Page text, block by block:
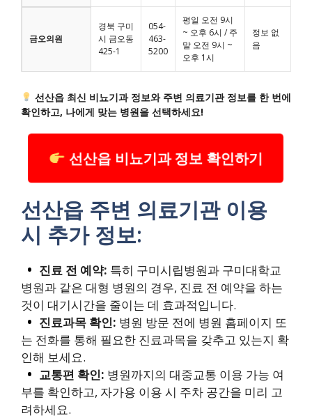
금오의원
경북 구미
시 금오동
425-1
054-
463-
5200
평일 오전 9시
~ 오후 6시 / 주
말 오전 9시 ~
오후 1시
정보 없
음
선산읍 최신 비뇨기과 정보와 주변 의료기관 정보를 한 번에
확인하고, 나에게 맞는 병원을 선택하세요!
선산읍 비뇨기과 정보 확인하기
선산읍 주변 의료기관 이용
시 추가 정보:
진료 전 예약: 특히 구미시립병원과 구미대학교
병원과 같은 대형 병원의 경우, 진료 전 예약을 하는
것이 대기시간을 줄이는 데 효과적입니다.
진료과목 확인: 병원 방문 전에 병원 홈페이지 또
는 전화를 통해 필요한 진료과목을 갖추고 있는지 확
인해 보세요.
교통편 확인: 병원까지의 대중교통 이용 가능 여
부를 확인하고, 자가용 이용 시 주차 공간을 미리 고
려하세요.